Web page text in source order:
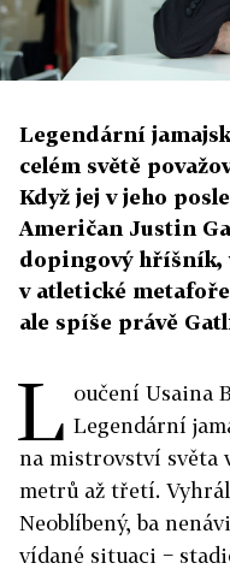
Legendární
celém světě
Když jej v jeho
Američan Justin
dopingový hříšník,
v atletické
ale spíše právě
L oučení Usaina
Legendární
na mistrovství světa
metrů až třetí.
Neoblíbený, ba
vídané situaci −